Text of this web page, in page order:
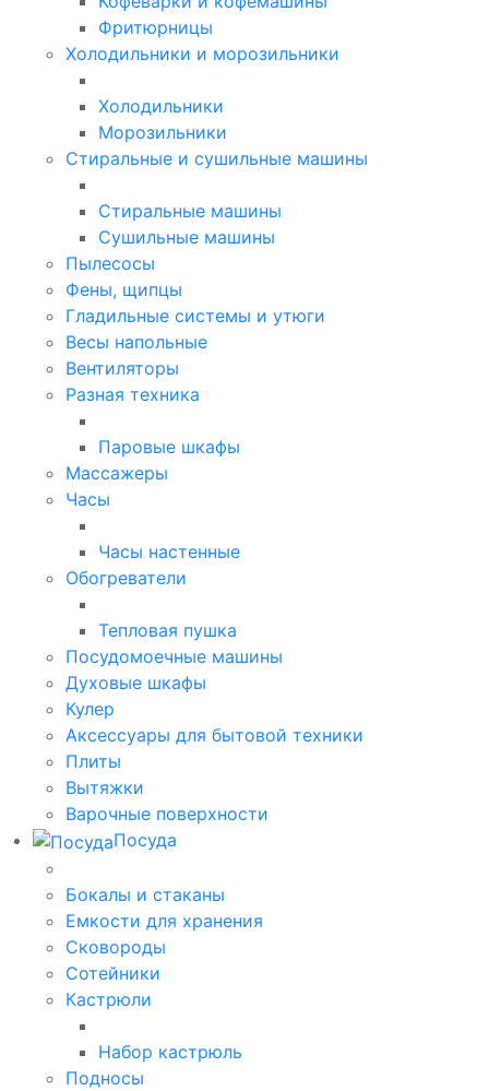
Фритюрницы
Холодильники и морозильники
Холодильники
Морозильники
Стиральные и сушильные машины
Стиральные машины
Сушильные машины
Пылесосы
Фены, щипцы
Гладильные системы и утюги
Весы напольные
Вентиляторы
Разная техника
Паровые шкафы
Массажеры
Часы
Часы настенные
Обогреватели
Тепловая пушка
Посудомоечные машины
Духовые шкафы
Кулер
Аксессуары для бытовой техники
Плиты
Вытяжки
Варочные поверхности
Посуда
Бокалы и стаканы
Емкости для хранения
Сковороды
Сотейники
Кастрюли
Набор кастрюль
Подносы